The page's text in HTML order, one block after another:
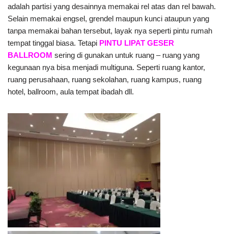
adalah partisi yang desainnya memakai rel atas dan rel bawah.
Selain memakai engsel, grendel maupun kunci ataupun yang
tanpa memakai bahan tersebut, layak nya seperti pintu rumah
tempat tinggal biasa. Tetapi PINTU LIPAT GESER
BALLROOM sering di gunakan untuk ruang – ruang yang
kegunaan nya bisa menjadi multiguna. Seperti ruang kantor,
ruang perusahaan, ruang sekolahan, ruang kampus, ruang
hotel, ballroom, aula tempat ibadah dll.